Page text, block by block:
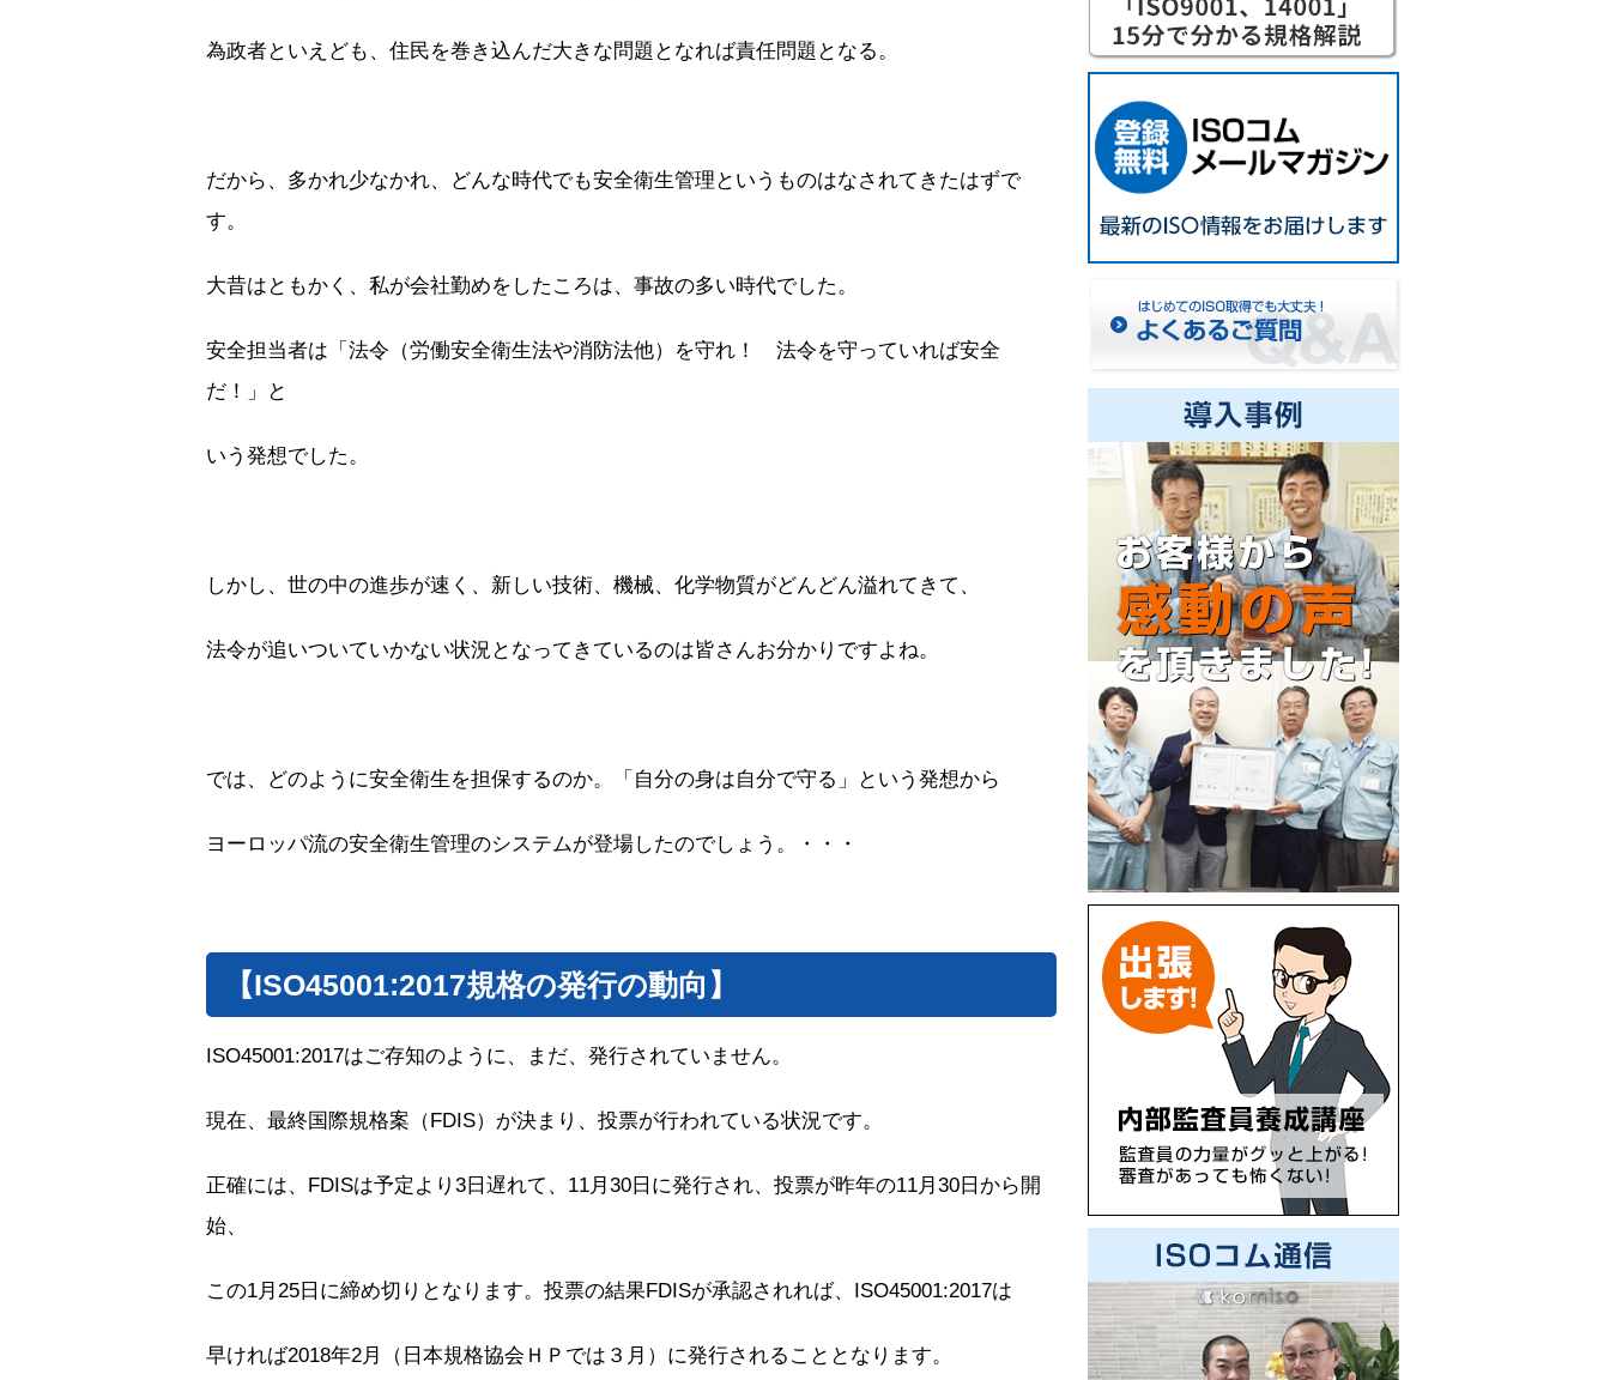
為政者といえども、住民を巻き込んだ大きな問題となれば責任問題となる。
だから、多かれ少なかれ、どんな時代でも安全衛生管理というものはなされてきたはずで
す。
大昔はともかく、私が会社勤めをしたころは、事故の多い時代でした。
安全担当者は「法令（労働安全衛生法や消防法他）を守れ！ 法令を守っていれば安全
だ！」と
いう発想でした。
しかし、世の中の進歩が速く、新しい技術、機械、化学物質がどんどん溢れてきて、
法令が追いついていかない状況となってきているのは皆さんお分かりですよね。
では、どのように安全衛生を担保するのか。「自分の身は自分で守る」という発想から
ヨーロッパ流の安全衛生管理のシステムが登場したのでしょう。・・・
【ISO45001:2017規格の発行の動向】
ISO45001:2017はご存知のように、まだ、発行されていません。
現在、最終国際規格案（FDIS）が決まり、投票が行われている状況です。
正確には、FDISは予定より3日遅れて、11月30日に発行され、投票が昨年の11月30日から開
始、
この1月25日に締め切りとなります。投票の結果FDISが承認されれば、ISO45001:2017は
早ければ2018年2月（日本規格協会ＨＰでは３月）に発行されることとなります。